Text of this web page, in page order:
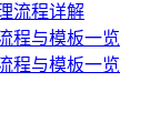
流程详解
程与模板一览
程与模板一览